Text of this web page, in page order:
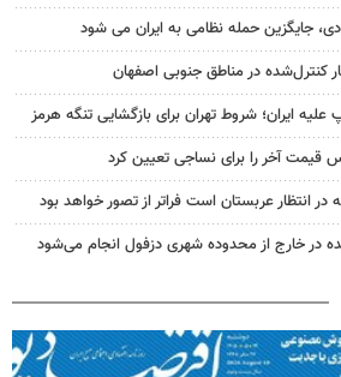
جایگزین حمله نظامی به ایران می شود
کنترل‌شده در مناطق جنوبی اصفهان
ایران؛ شروط تهران برای بازگشایی تنگه هرمز
قیمت آخر را برای نساجی تعیین کرد
در انتظار عربستان است فراتر از تصور خواهد بود
در خارج از محدوده شهری دزفول انجام می‌شود